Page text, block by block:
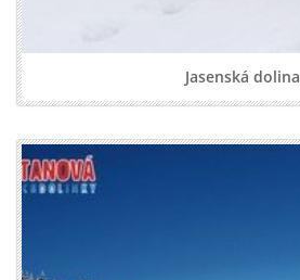
Jasenská dolina